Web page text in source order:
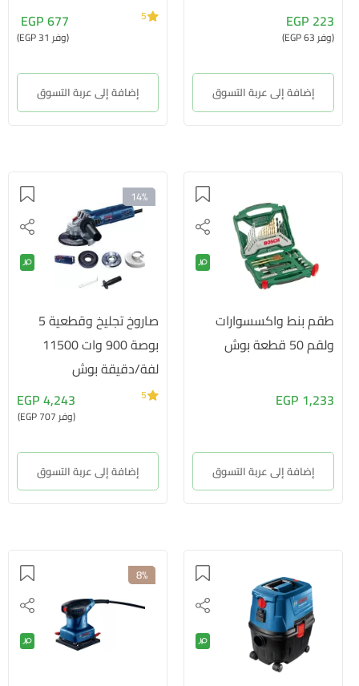
223 EGP
(وفر 63 EGP)
إضافة إلى عربة التسوق
677 EGP
(وفر 31 EGP)
5
إضافة إلى عربة التسوق
طقم بنط واكسسوارات
ولقم 50 قطعة بوش
1,233 EGP
إضافة إلى عربة التسوق
14%
صاروخ تجليخ وقطعية 5
بوصة 900 وات 11500
لفة/دقيقة بوش
4,243 EGP
(وفر 707 EGP)
5
إضافة إلى عربة التسوق
8%